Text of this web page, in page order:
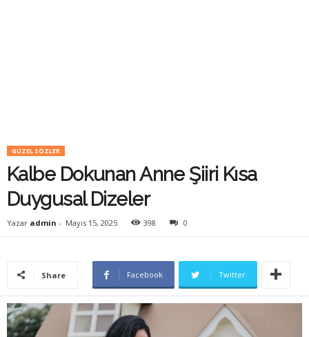
GÜZEL SÖZLER
Kalbe Dokunan Anne Şiiri Kısa
Duygusal Dizeler
Yazar admin - Mayıs 15, 2025 398 0
Share Facebook Twitter